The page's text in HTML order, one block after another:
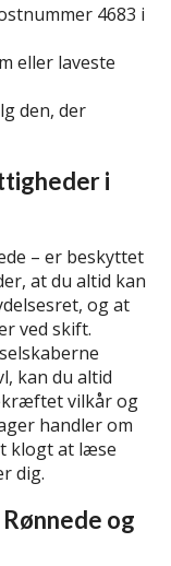
4683 i
eller laveste
den, der
i
– er beskyttet
at du altid kan
og at
ved skift.
kan du altid
vilkår og
handler om
klogt at læse
dig.
og